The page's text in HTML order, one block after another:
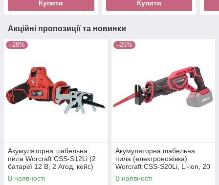
Купити Купити
Акційні пропозиції та новинки
–28%
Акумуляторна шабельна
пила Worcraft CSS-S12Li (2
батареї 12 В, 2 Агод, кейс)
В наявності
–25%
Акумуляторна шабельна
пила (електроножівка)
Worcraft CSS-S20Li, Li-ion, 20
В, без акк, 0-3000 хід
В наявності